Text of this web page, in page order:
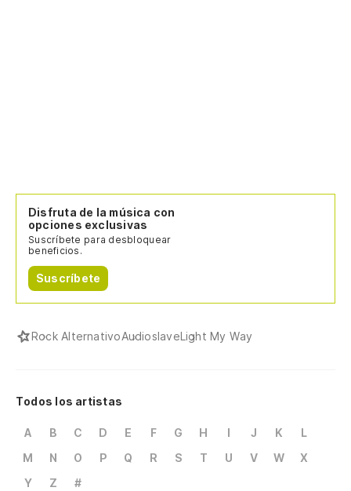
Disfruta de la música con
opciones exclusivas
Suscríbete para desbloquear
beneficios.
Suscríbete
Rock AlternativoAudioslaveLight My Way
Todos los artistas
A B C D E F G H I J K
L
M
N O P Q R S T U V W
X
Y
Z #